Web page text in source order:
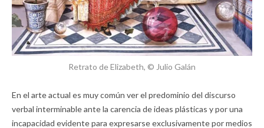
Retrato de Elizabeth, © Julio Galán
En el arte actual es muy común ver el predominio del discurso
verbal interminable ante la carencia de ideas plásticas y por una
incapacidad evidente para expresarse exclusivamente por medios